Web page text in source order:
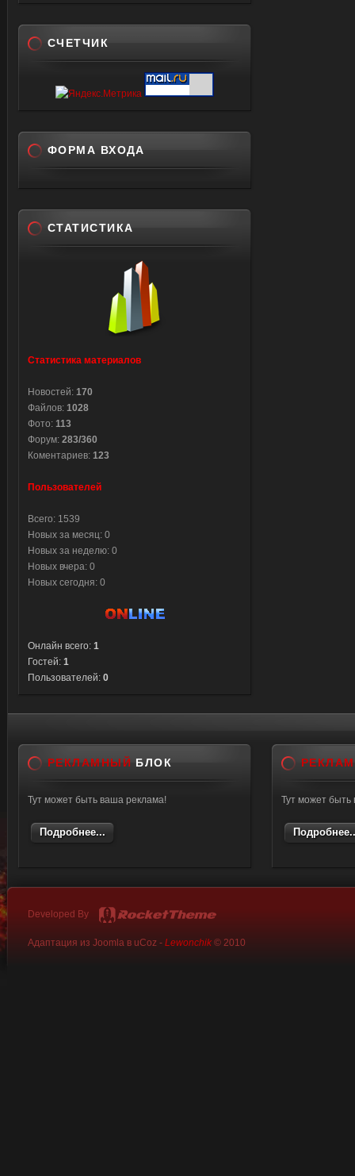
СЧЕТЧИК
ФОРМА ВХОДА
СТАТИСТИКА
Статистика материалов
Новостей: 170
Файлов: 1028
Фото: 113
Форум: 283/360
Коментариев: 123
Пользователей
Всего: 1539
Новых за месяц: 0
Новых за неделю: 0
Новых вчера: 0
Новых сегодня: 0
Онлайн всего: 1
Гостей: 1
Пользователей: 0
РЕКЛАМНЫЙ БЛОК
Тут может быть ваша реклама!
Подробнее...
Тут может
Developed By
Адаптация из Joomla в uCoz - Lewonchik© 2010